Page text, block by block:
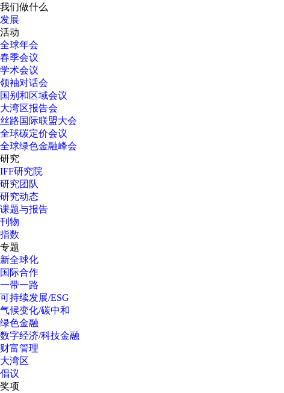
我们做什么
发展
活动
全球年会
春季会议
学术会议
领袖对话会
国别和区域会议
大湾区报告会
丝路国际联盟大会
全球碳定价会议
全球绿色金融峰会
研究
IFF研究院
研究团队
研究动态
课题与报告
刊物
指数
专题
新全球化
国际合作
一带一路
可持续发展/ESG
气候变化/碳中和
绿色金融
数字经济/科技金融
财富管理
大湾区
倡议
奖项